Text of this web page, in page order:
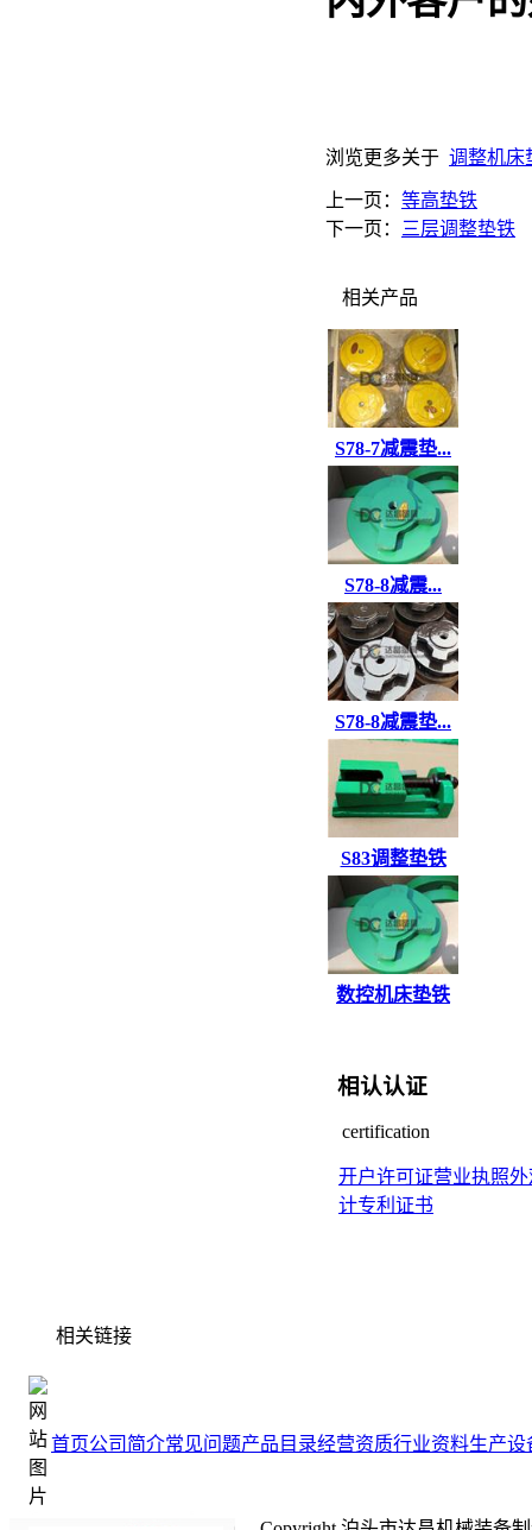
浏览更多关于 调整机床
上一页： 等高垫铁
下一页：
三层调整垫铁
相关产品
S78-7减震垫...
S78-8减震...
S78-8减震垫...
S83调整垫铁
数控机床垫铁
相认认证
certification
开户许可证营业执照外
计专利证书
相关链接
首页公司简介常见问题产品目录经营资质行业资料生产设